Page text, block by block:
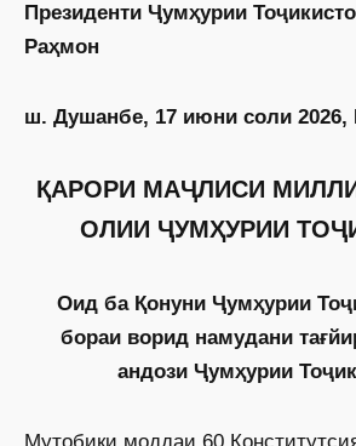
Президенти Ҷумҳурии
Раҳмон
ш. Душанбе, 17 июни соли
ҚАРОРИ МАҶЛИСИ
ОЛИИ ҶУМҲУРИИ
Оид ба Қонуни Ҷумҳурии
бораи ворид намудани
андози Ҷумҳурии
Мутобиқи моддаи 60